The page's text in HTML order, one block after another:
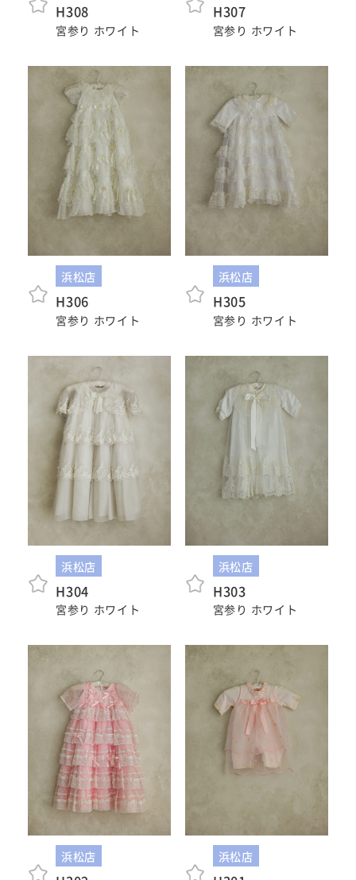
記念日
#衣裳メニュー
Wedding
collection
Kid's dress
kimono
#サイトマップ
トップページ
ホワイトベルについて
撮影メニュー
ウェディング衣裳
キッズ商品
成人･卒業記念商品
ウェディング商品
アクセス・スタジオ紹介
よくあるご質問
新着情報
コラム
WEB予約･問合せ
会社概要
サイトマップ
プライバシーポリシー
#sns
H308
宮参り ホワイト
H307
宮参り ホワイト
浜松店
H306
宮参り ホワイト
浜松店
H305
宮参り ホワイト
浜松店
H304
宮参り ホワイト
浜松店
H303
宮参り ホワイト
浜松店 浜松店